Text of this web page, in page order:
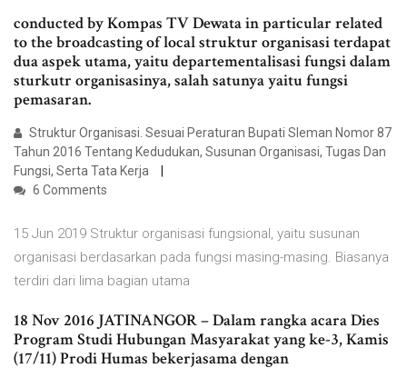
conducted by Kompas TV Dewata in particular related
to the broadcasting of local struktur organisasi terdapat
dua aspek utama, yaitu departementalisasi fungsi dalam
sturkutr organisasinya, salah satunya yaitu fungsi
pemasaran.
Struktur Organisasi. Sesuai Peraturan Bupati Sleman Nomor 87
Tahun 2016 Tentang Kedudukan, Susunan Organisasi, Tugas Dan
Fungsi, Serta Tata Kerja
6 Comments
15 Jun 2019 Struktur organisasi fungsional, yaitu susunan
organisasi berdasarkan pada fungsi masing-masing. Biasanya
terdiri dari lima bagian utama
18 Nov 2016 JATINANGOR – Dalam rangka acara Dies
Program Studi Hubungan Masyarakat yang ke-3, Kamis
(17/11) Prodi Humas bekerjasama dengan